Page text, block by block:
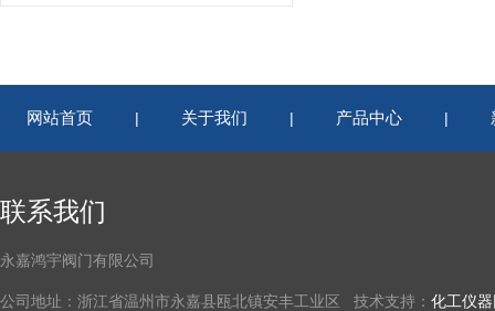
网站首页 | 关于我们 | 产品中心 |
联系我们
永嘉鸿宇阀门有限公司
公司地址：浙江省温州市永嘉县瓯北镇安丰工业区 技术支持： 化工仪